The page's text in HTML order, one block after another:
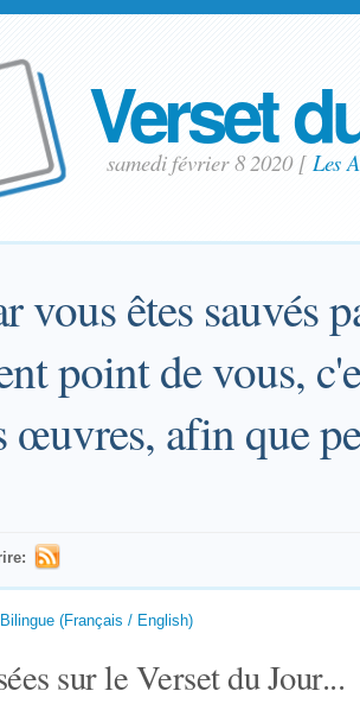
Verset
samedi février 8 2020 [ Les
vous êtes sauvés
point de vous,
œuvres, afin que
(Français / English)
sur le Verset du Jour...